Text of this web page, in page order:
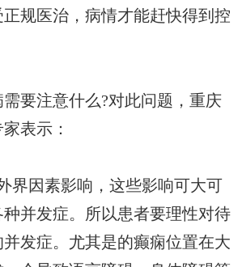
正规医治，病情才能赶快得到控
要注意什么?对此问题，重庆
表示：
界因素影响，这些影响可大可
并发症。所以患者要理性对待
发症。尤其是的癫痫位置在大